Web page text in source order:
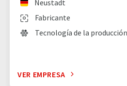
Fabricante
Neustadt
Tecnología de la producción
VER EMPRESA